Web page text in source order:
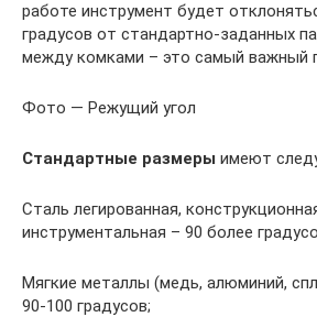
работе инструмент будет
градусов от стандартно-заданных
между комками – это самый важный
Фото — Режущий угол
Стандартные размеры имеют
Сталь легированная,
инструментальная – 90 более
Мягкие металлы (медь, алюминий,
90-100 градусов;